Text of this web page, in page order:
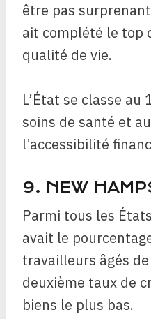
être pas
ait complété le top
qualité de vie.
L’État se classe
soins de santé et
l’accessibilité
9. NEW
Parmi tous les
avait le
travailleurs âgés
deuxième taux de
biens le plus bas.